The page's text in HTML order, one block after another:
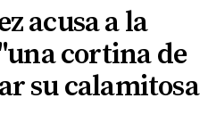
acusa a la
cortina de
su calamitosa